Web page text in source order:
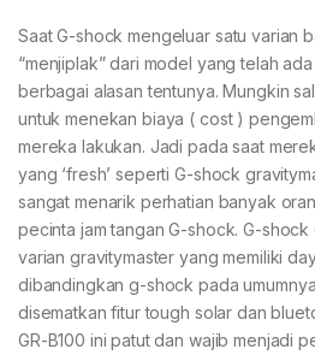
Saat G-shock mengeluar satu varian
“menjiplak” dari model yang telah
berbagai alasan tentunya. Mungkin
untuk menekan biaya ( cost )
mereka lakukan. Jadi pada saat
yang ‘fresh’ seperti G-shock
sangat menarik perhatian banyak
pecinta jam tangan G-shock. G-shock
varian gravitymaster yang memiliki
dibandingkan g-shock pada
disematkan fitur tough solar dan
GR-B100 ini patut dan wajib menjadi